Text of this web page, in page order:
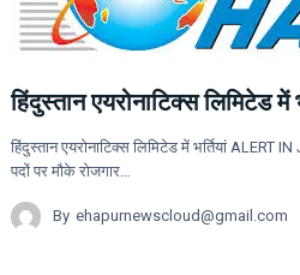
हिंदुस्तान एयरोनाटिक्स लिमिटेड में
हिंदुस्तान एयरोनाटिक्स लिमिटेड में भर्तियां ALERT
पदों पर मौके रोजगार…
By ehapurnewscloud@gmail.com